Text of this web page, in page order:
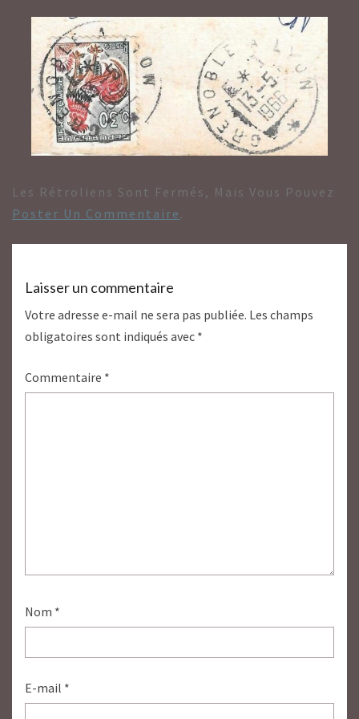
Les Rétroliens Sont Fermés, Mais Vous Pouvez
Poster Un Commentaire .
Laisser un commentaire
Votre adresse e-mail ne sera pas publiée. Les champs
obligatoires sont indiqués avec *
Commentaire *
Nom *
E-mail *